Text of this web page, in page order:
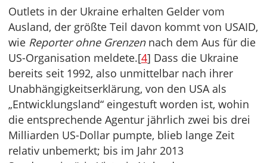
Outlets in der Ukraine erhalten Gelder vom
Ausland, der größte Teil davon kommt von USAID,
wie Reporter ohne Grenzennach dem Aus für die
US-Organisation meldete.[4] Dass die Ukraine
bereits seit 1992, also unmittelbar nach ihrer
Unabhängigkeitserklärung, von den USA als
„Entwicklungsland“ eingestuft worden ist, wohin
die entsprechende Agentur jährlich zwei bis drei
Milliarden US-Dollar pumpte, blieb lange Zeit
relativ unbemerkt; bis im Jahr 2013